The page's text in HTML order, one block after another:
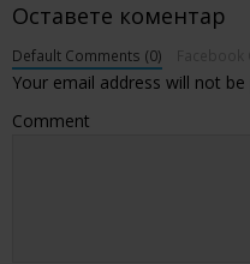
Оставете коментар
Default Comments (0)
Your email address will not be
Comment